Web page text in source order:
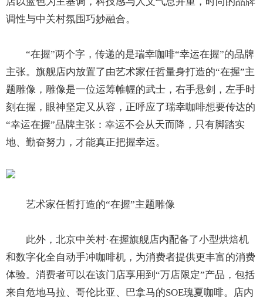
调性与中关村氛围巧妙融合。
“在握”两个字，传递的是瑞幸咖啡“幸运在握”的品牌
主张。旗舰店内放置了由艺术家任哲量身打造的“在握”主
题雕像，雕像是一位运筹帷幄的武士，右手悬剑，左手时
刻在握，眼神坚定又从容，正呼应了瑞幸咖啡想要传达的
“幸运在握”品牌主张：幸运不会从天而降，只有脚踏实
地、勤奋努力，才能真正把握幸运。
艺术家任哲打造的“在握”主题雕像
此外，北京中关村·在握旗舰店内配备了小型烘焙机
和数字化全自动手冲咖啡机，为消费者提供更丰富的消费
体验。消费者可以在该门店享用到“万店限定”产品，包括
来自危地马拉、哥伦比亚、巴拿马的SOE瑰夏咖啡。店内